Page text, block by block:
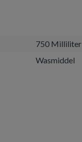
750 Milliliter
Wasmiddel